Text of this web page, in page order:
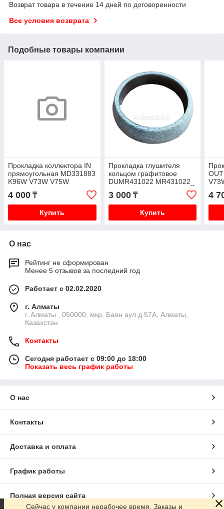
Возврат товара в течение 14 дней по договоренности
Все условия возврата
Подобные товары компании
Прокладка коллектора IN
прямоугольная MD331883
K96W V73W V75W
4 000 ₸
Купить
Прокладка глушителя
кольцом графитовое
DUMR431022 MR431022_
I4 1575A082 K96W V73W
V75W
3 000₸
Купить
4
О нас
Рейтинг не сформирован
Менее 5 отзывов за последний год
Работает с 02.02.2020
г. Алматы
г. Алматы , 050000, мкр. Баян аул д.57А, Алматы,
Казахстан
Контакты
Сегодня работает с 09:00 до 18:00
Показать весь график работы
О нас
Контакты
Доставка и оплата
График работы
Полная версия сайта
Сейчас у компании нерабочее время. Заказы и